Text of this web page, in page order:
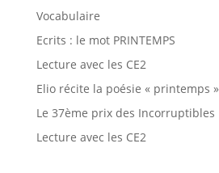
Vocabulaire
Ecrits : le mot PRINTEMPS
Lecture avec les CE2
Elio récite la poésie « printemps »
Le 37ème prix des Incorruptibles
Lecture avec les CE2